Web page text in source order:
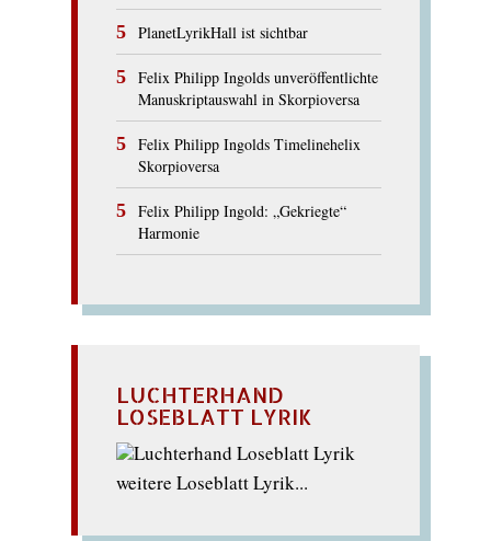
PlanetLyrikHall ist sichtbar
Felix Philipp Ingolds unveröffentlichte
Manuskriptauswahl in Skorpioversa
Felix Philipp Ingolds Timelinehelix
Skorpioversa
Felix Philipp Ingold: „Gekriegte“
Harmonie
LUCHTERHAND
LOSEBLATT LYRIK
weitere Loseblatt Lyrik...